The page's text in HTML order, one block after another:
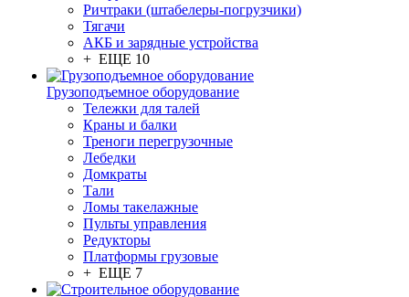
Ричтраки (штабелеры-погрузчики)
Тягачи
АКБ и зарядные устройства
+ ЕЩЕ 10
Грузоподъемное оборудование
Тележки для талей
Краны и балки
Треноги перегрузочные
Лебедки
Домкраты
Тали
Ломы такелажные
Пульты управления
Редукторы
Платформы грузовые
+ ЕЩЕ 7